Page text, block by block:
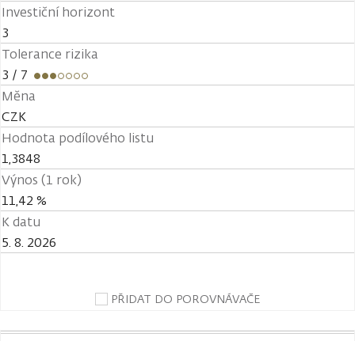
Investiční horizont
3
Tolerance rizika
3 / 7
Měna
CZK
Hodnota podílového listu
1,3848
Výnos (1 rok)
11,42 %
K datu
5. 8. 2026
PŘIDAT DO POROVNÁVAČE